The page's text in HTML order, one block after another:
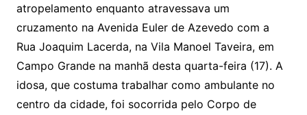
atropelamento enquanto atravessava um
cruzamento na Avenida Euler de Azevedo com a
Rua Joaquim Lacerda, na Vila Manoel Taveira, em
Campo Grande na manhã desta quarta-feira (17). A
idosa, que costuma trabalhar como ambulante no
centro da cidade, foi socorrida pelo Corpo de